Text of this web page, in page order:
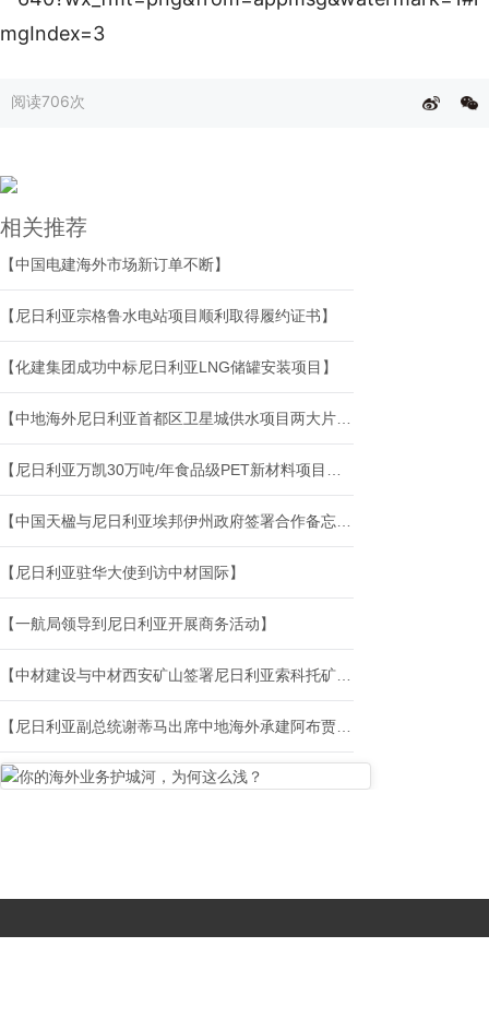
阅读706次
相关推荐
【中国电建海外市场新订单不断】
【尼日利亚宗格鲁水电站项目顺利取得履约证书】
【化建集团成功中标尼日利亚LNG储罐安装项目】
【尼日利亚驻华大使到访中材国际】
【一航局领导到尼日利亚开展商务活动】